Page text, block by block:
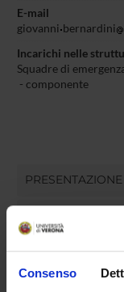
Consenso
E-mail
giovanni bernardini
Incarichi nelle
Squadre di
- componente
PRESENTAZIONE
TERZA MISSIONE